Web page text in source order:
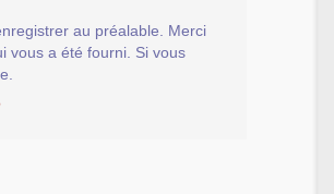
au préalable. Merci
vous a été fourni. Si vous